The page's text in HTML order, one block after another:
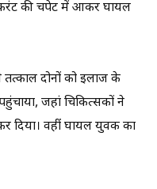
करंट की चपेट में आकर घायल
तत्काल दोनों को इलाज के
जहां चिकित्सकों ने
दिया। वहीं घायल युवक का